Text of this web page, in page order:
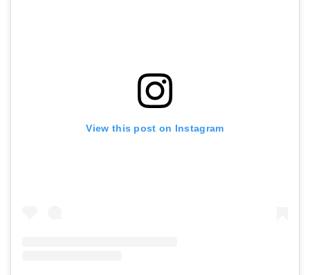
View this post on Instagram